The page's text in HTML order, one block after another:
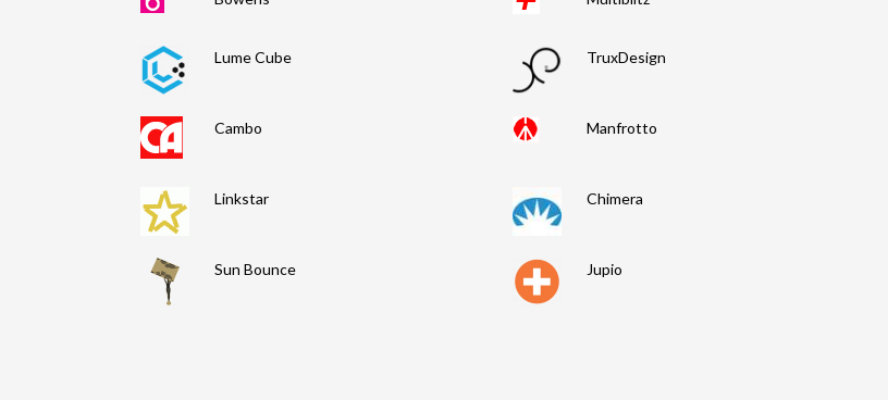
Lume Cube TruxDesign
Cambo Manfrotto
Linkstar Chimera
Sun Bounce Jupio